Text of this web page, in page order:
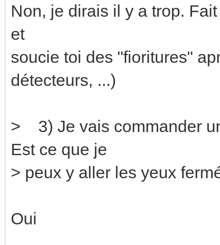
Non, je dirais il y a trop.
et
soucie toi des "fioritures"
détecteurs, ...)
> 3) Je vais commander
Est ce que je
> peux y aller les yeux
Oui